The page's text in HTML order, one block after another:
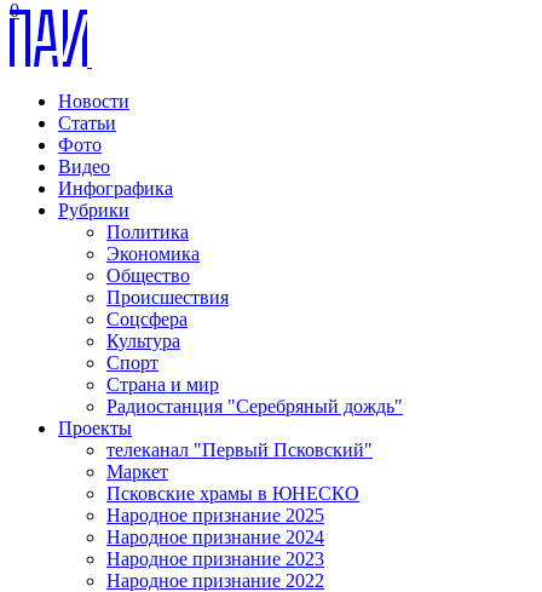
Новости
Статьи
Фото
Видео
Инфографика
Рубрики
Политика
Экономика
Общество
Происшествия
Соцсфера
Культура
Спорт
Страна и мир
Радиостанция "Серебряный дождь"
Проекты
телеканал "Первый Псковский"
Маркет
Псковские храмы в ЮНЕСКО
Народное признание 2025
Народное признание 2024
Народное признание 2023
Народное признание 2022
0